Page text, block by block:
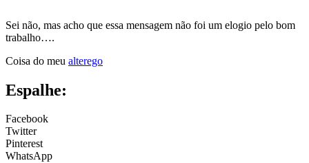
Sei não, mas acho que essa mensagem não foi um elogio pelo bom
trabalho….
Coisa do meu alterego
Espalhe:
Facebook
Twitter
Pinterest
WhatsApp